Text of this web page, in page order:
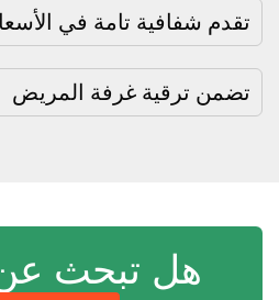
تقدم شفافية تامة في
تضمن ترقية غرفة المريض
هل تبحث